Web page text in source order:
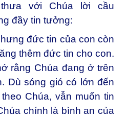
với Chúa lời cầu
đầy tin tưởng:
đức tin của con còn
thêm đức tin cho con.
rằng Chúa đang ở trên
Dù sóng gió có lớn đến
Chúa, vẫn muốn tin
chính là bình an của